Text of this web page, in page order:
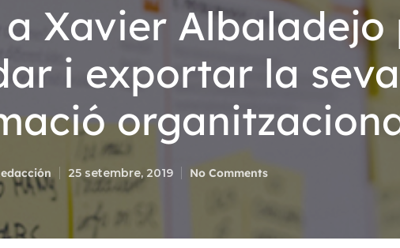
Xavier Albaladejo
i exportar la seva
25 setembre, 2019 No Comments